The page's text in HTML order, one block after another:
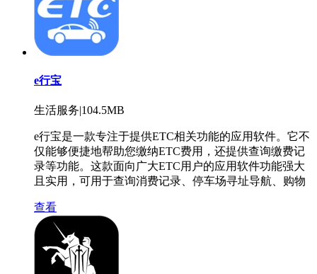
e行宝
生活服务|104.5MB
e行宝是一款专注于提供ETC相关功能的应用软件。它不
仅能够便捷地帮助您缴纳ETC费用，还提供查询缴费记
录等功能。这款面向广大ETC用户的应用软件功能强大
且实用，可用于查询消费记录、停车场寻址导航、购物
查看